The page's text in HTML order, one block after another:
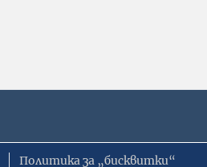
Политика за „бисквитки“